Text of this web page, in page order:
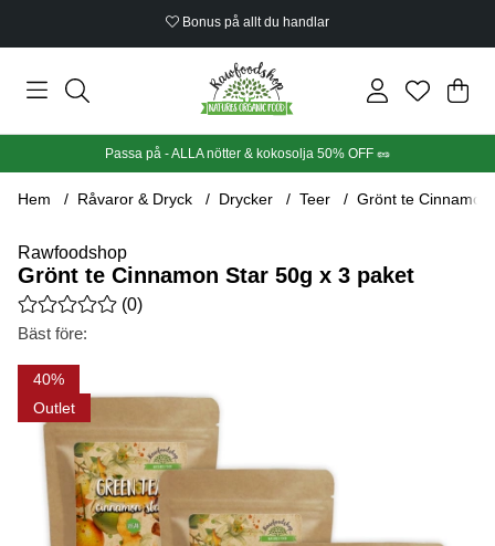
Bonus på allt du handlar
Din
.
Passa på - ALLA nötter & kokosolja 50% OFF 🥜
Hem Råvaror & Dryck Drycker Teer Grönt te
Rawfoodshop
Grönt te Cinnamon Star 50g x 3 paket
Medelbetyg 0 av 5 Antal betyg 0
(0)
Bäst före:
40
Outlet
Produktbilder Grönt te Cinnamon Star 50g x 3 paket